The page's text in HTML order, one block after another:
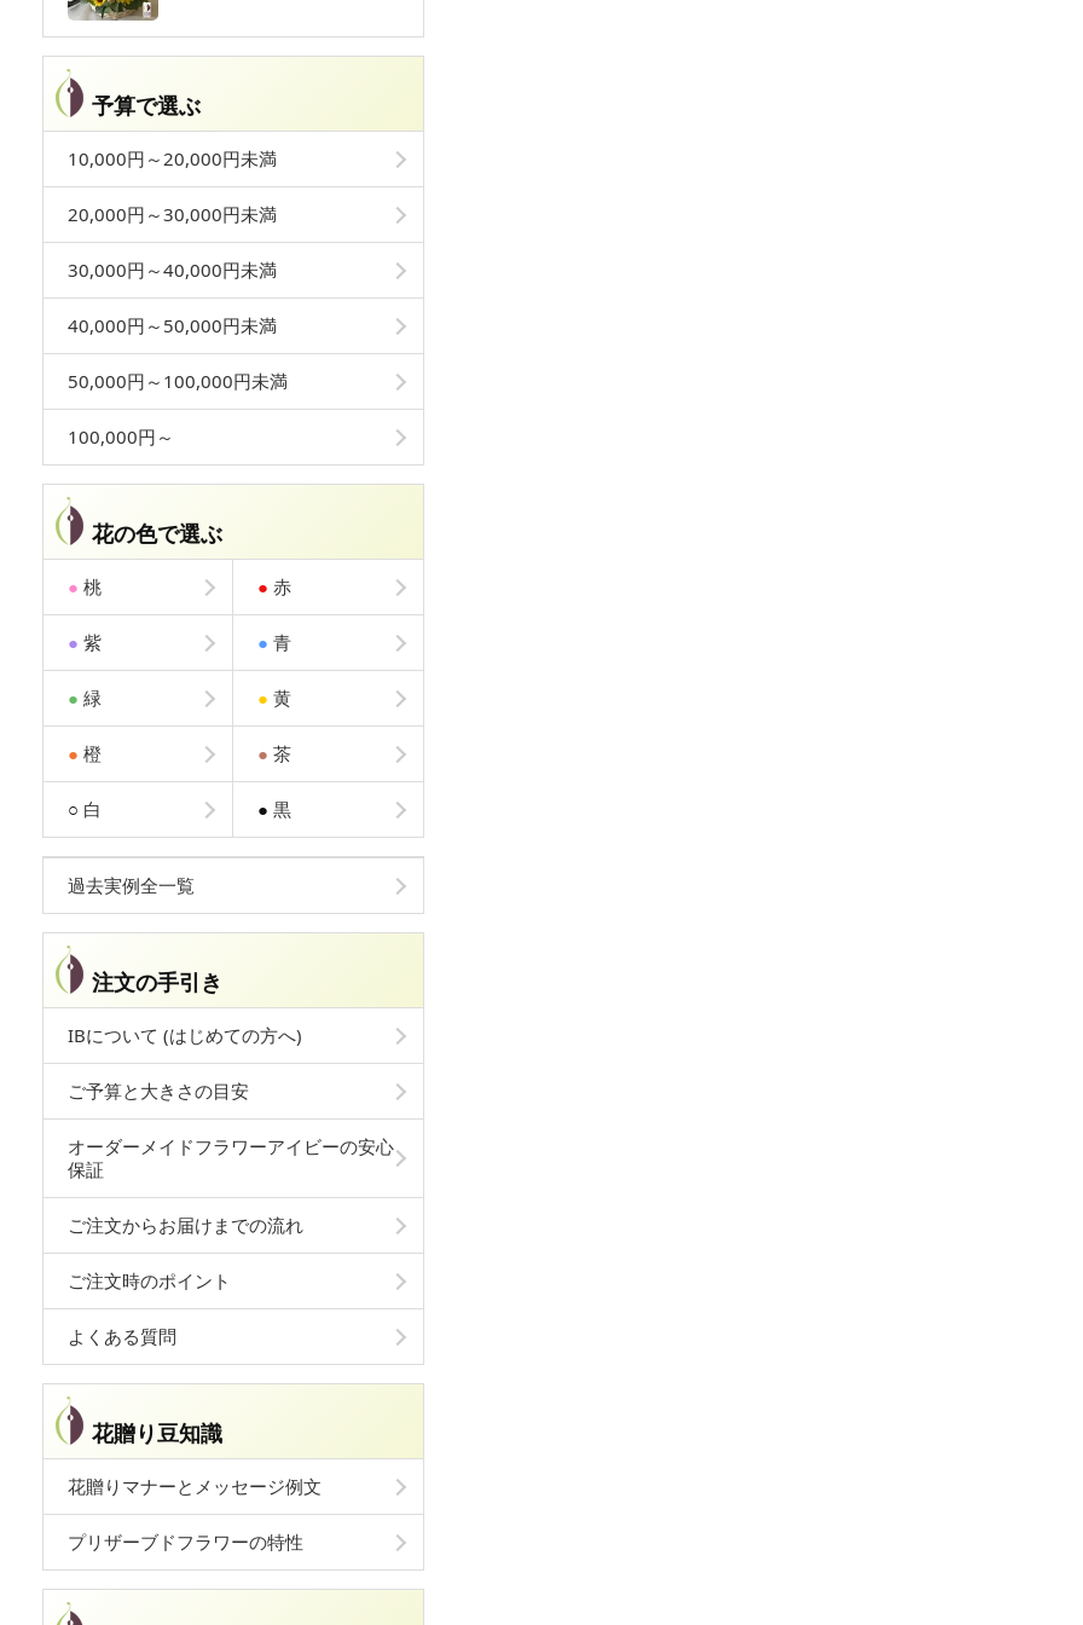
予算で選ぶ
10,000円～20,000円未満
20,000円～30,000円未満
30,000円～40,000円未満
40,000円～50,000円未満
50,000円～100,000円未満
100,000円～
花の色で選ぶ
● 桃 ● 赤
● 紫 ● 青
● 緑 ● 黄
● 橙 ● 茶
○ 白 ● 黒
過去実例全一覧
注文の手引き
IBについて (はじめての方へ)
ご予算と大きさの目安
オーダーメイドフラワーアイビーの安心
保証
ご注文からお届けまでの流れ
ご注文時のポイント
よくある質問
花贈り豆知識
花贈りマナーとメッセージ例文
プリザーブドフラワーの特性